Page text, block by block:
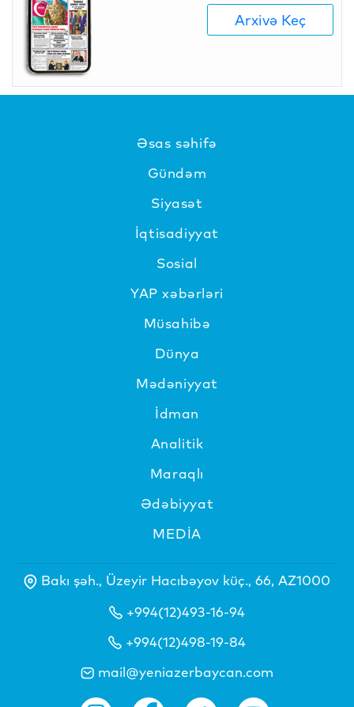
Arxivə Keç
Əsas səhifə
Gündəm
Siyasət
İqtisadiyyat
Sosial
YAP xəbərləri
Müsahibə
Dünya
Mədəniyyat
İdman
Analitik
Maraqlı
Ədəbiyyat
MEDİA
Bakı şəh., Üzeyir Hacıbəyov küç., 66, AZ1000
+994(12)493-16-94
+994(12)498-19-84
mail@yeniazerbaycan.com